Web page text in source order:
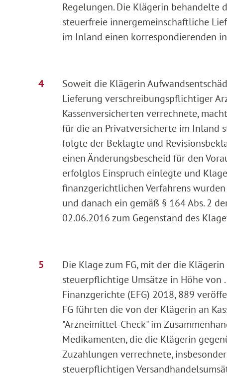
Regelungen. Die Klägerin behandelte
steuerfreie innergemeinschaftliche
im Inland einen korrespondierenden
Soweit die Klägerin
Lieferung verschreibungspflichtiger
Kassenversicherten verrechnete,
für die an Privatversicherte im Inland
folgte der Beklagte und
einen Änderungsbescheid für den
erfolglos Einspruch einlegte und
finanzgerichtlichen Verfahrens
und danach ein gemäß § 164 Abs. 2
02.06.2016 zum Gegenstand des
Die Klage zum FG, mit der die
steuerpflichtige Umsätze in Höhe von
Finanzgerichte (EFG) 2018, 889
FG führten die von der Klägerin an
"Arzneimittel-Check" im
Medikamenten, die die Klägerin
Zuzahlungen verrechnete,
steuerpflichtigen